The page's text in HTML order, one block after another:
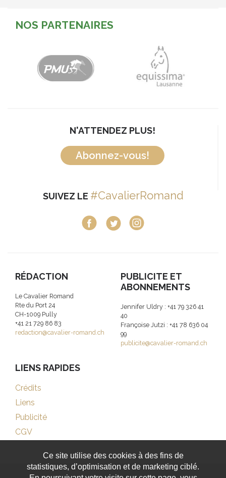
NOS PARTENAIRES
N'ATTENDEZ PLUS!
Abonnez-vous!
SUIVEZ LE #CavalierRomand
RÉDACTION
Le Cavalier Romand
Rte du Port 24
CH-1009 Pully
+41 21 729 86 83
redaction@cavalier-romand.ch
PUBLICITE ET
ABONNEMENTS
Jennifer Uldry : +41 79 326 41
40
Françoise Jutzi : +41 78 636 04
99
publicite@cavalier-romand.ch
LIENS RAPIDES
Crédits
Liens
Publicité
CGV
Ce site utilise des cookies à des fins de
statistiques, d’optimisation et de marketing ciblé.